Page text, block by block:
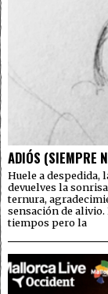
ADIÓS (SIEMPRE
Huele a despedida,
devuelves la
ternura,
sensación de alivio.
tiempos pero la